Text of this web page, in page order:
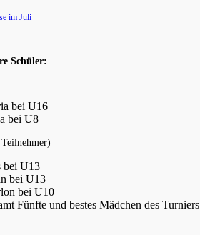
im Juli
Schüler:
bei U16
bei U8
bei U13
bei U13
bei U10
Fünfte und bestes Mädchen des Turniers